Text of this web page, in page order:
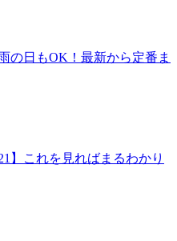
の日もOK！最新から定番ま
】これを見ればまるわかり